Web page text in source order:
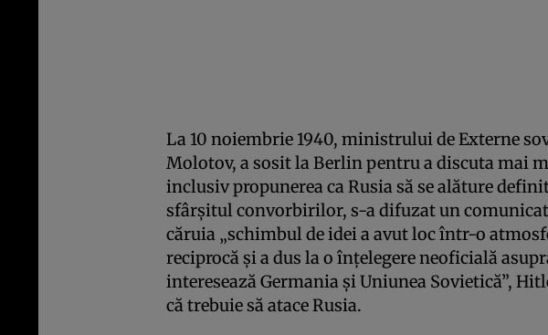
La 10 noiembrie 1940, ministrului de Externe
Molotov, a sosit la Berlin pentru a discuta mai
inclusiv propunerea ca Rusia să se alăture
sfârșitul convorbirilor, s-a difuzat un
căruia „schimbul de idei a avut loc într-o
reciprocă și a dus la o înţelegere neoficială
interesează Germania și Uniunea Sovietică”,
că trebuie să atace Rusia.